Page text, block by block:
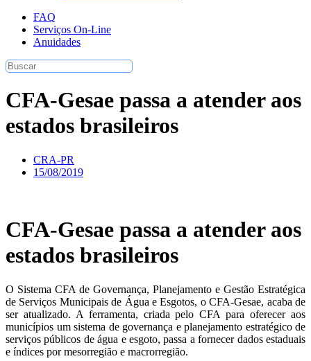
FAQ
Serviços On-Line
Anuidades
CFA-Gesae passa a atender aos
estados brasileiros
CRA-PR
15/08/2019
CFA-Gesae passa a atender aos
estados brasileiros
O Sistema CFA de Governança, Planejamento e Gestão Estratégica
de Serviços Municipais de Água e Esgotos, o CFA-Gesae, acaba de
ser atualizado. A ferramenta, criada pelo CFA para oferecer aos
municípios um sistema de governança e planejamento estratégico de
serviços públicos de água e esgoto, passa a fornecer dados estaduais
e índices por mesorregião e macrorregião.